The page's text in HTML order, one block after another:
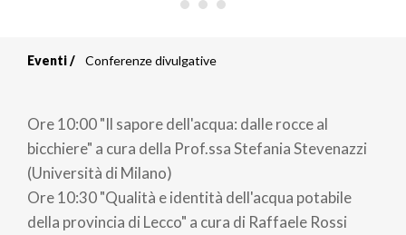
di
pane
Eventi Conferenze divulgative
Ore 10:00 "Il sapore dell'acqua: dalle rocce al
bicchiere" a cura della Prof.ssa Stefania Stevenazzi
(Università di Milano)
Ore 10:30 "Qualità e identità dell'acqua potabile
della provincia di Lecco" a cura di Raffaele Rossi